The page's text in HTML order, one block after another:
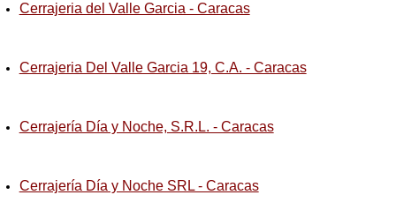
Cerrajeria del Valle Garcia - Caracas
Cerrajeria Del Valle Garcia 19, C.A. - Caracas
Cerrajería Día y Noche, S.R.L. - Caracas
Cerrajería Día y Noche SRL - Caracas